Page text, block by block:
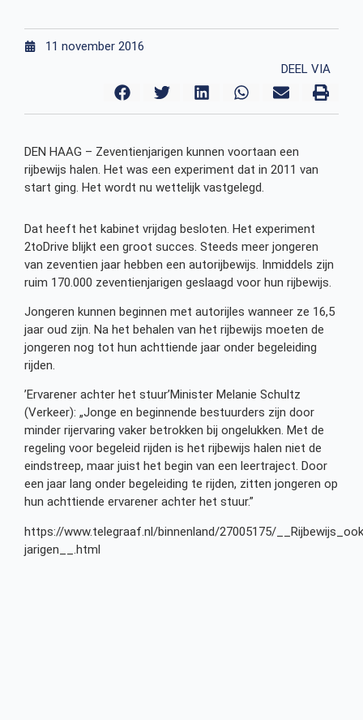
11 november 2016
DEEL VIA
DEN HAAG – Zeventienjarigen kunnen voortaan een
rijbewijs halen. Het was een experiment dat in 2011 van
start ging. Het wordt nu wettelijk vastgelegd.
Dat heeft het kabinet vrijdag besloten. Het experiment
2toDrive blijkt een groot succes. Steeds meer jongeren
van zeventien jaar hebben een autorijbewijs. Inmiddels zijn
ruim 170.000 zeventienjarigen geslaagd voor hun rijbewijs.
Jongeren kunnen beginnen met autorijles wanneer ze 16,5
jaar oud zijn. Na het behalen van het rijbewijs moeten de
jongeren nog tot hun achttiende jaar onder begeleiding
rijden.
’Ervarener achter het stuur’Minister Melanie Schultz
(Verkeer): „Jonge en beginnende bestuurders zijn door
minder rijervaring vaker betrokken bij ongelukken. Met de
regeling voor begeleid rijden is het rijbewijs halen niet de
eindstreep, maar juist het begin van een leertraject. Door
een jaar lang onder begeleiding te rijden, zitten jongeren op
hun achttiende ervarener achter het stuur.”
https://www.telegraaf.nl/binnenland/27005175/
jarigen__.html